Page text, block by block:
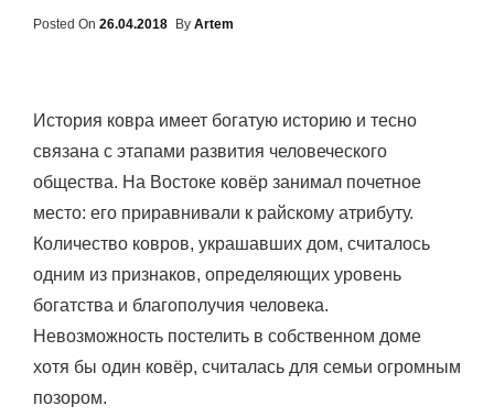
Posted On Posted
26.04.2018 By Artem
История ковра имеет богатую историю и тесно
связана с этапами развития человеческого
общества. На Востоке ковёр занимал почетное
место: его приравнивали к райскому атрибуту.
Количество ковров, украшавших дом, считалось
одним из признаков, определяющих уровень
богатства и благополучия человека.
Невозможность постелить в собственном доме
хотя бы один ковёр, считалась для семьи огромным
позором.